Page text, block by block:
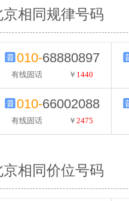
相同规律号码
010-68880897
有线固话 ￥ 1440
010-66002088
有线固话 ￥2475
相同价位号码